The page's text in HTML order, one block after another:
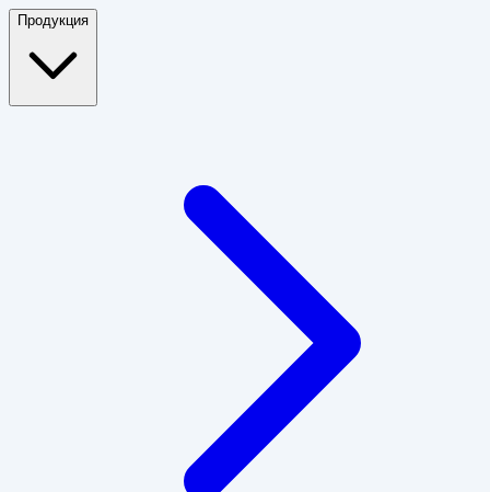
Продукция